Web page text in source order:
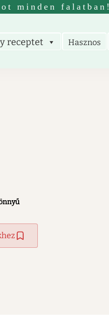
minden falatban!
receptet Hasznos